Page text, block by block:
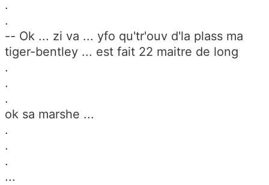
.
.
-- Ok ... zi va ... yfo qu'tr'ouv d'la plass ma
tiger-bentley ... est fait 22 maitre de long
.
.
.
ok sa marshe ...
.
.
.
...